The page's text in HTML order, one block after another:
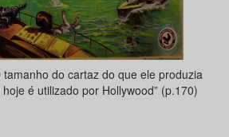
tamanho do cartaz do que ele produzia
é utilizado por Hollywood” (p.170)